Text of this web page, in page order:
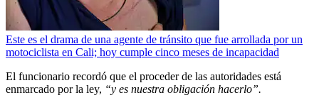
Este es el drama de una agente de tránsito que fue arrollada por un
motociclista en Cali; hoy cumple cinco meses de incapacidad
El funcionario recordó que el proceder de las autoridades está
enmarcado por la ley, “y es nuestra obligación hacerlo”.